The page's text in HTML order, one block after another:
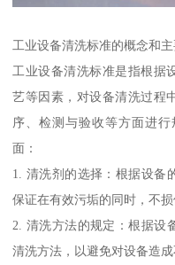
工业设备清洗标准的概念和
工业设备清洗标准是指根据
艺等因素，对设备清洗过程
序、检测与验收等方面进
面：
1. 清洗剂的选择：根据设备
保证在有效污垢的同时，不损
2. 清洗方法的规定：根据设
清洗方法，以避免对设备造成